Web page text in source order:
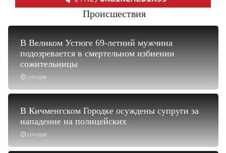
Происшествия
сегодня
В Великом Устюге 69-летний мужчина
подозревается в смертельном избиении
сожительницы
сегодня
В Кичменгском Городке осуждены супруги за
нападение на полицейских